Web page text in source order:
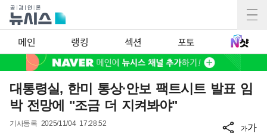
메인 랭킹 섹션 포토
대통령실, 한미 통상·안보 팩트시트 발표 임
박 전망에 "조금 더 지켜봐야"
기사등록 2025/11/04 17:28:52
가가